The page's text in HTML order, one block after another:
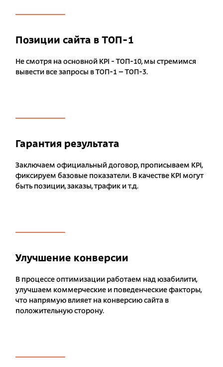
Позиции сайта в ТОП-1
Не смотря на основной KPI - ТОП-10, мы стремимся
вывести все запросы в ТОП-1 – ТОП-3.
Гарантия результата
Заключаем официальный договор, прописываем KPI,
фиксируем базовые показатели. В качестве KPI могут
быть позиции, заказы, трафик и т.д.
Улучшение конверсии
В процессе оптимизации работаем над юзабилити,
улучшаем коммерческие и поведенческие факторы,
что напрямую влияет на конверсию сайта в
положительную сторону.